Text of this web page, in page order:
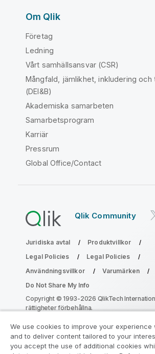
Om Qlik
Företag
Ledning
Vårt samhällsansvar (CSR)
Mångfald, jämlikhet, inkludering och
(DEI&B)
Akademiska samarbeten
Samarbetsprogram
Karriär
Pressrum
Global Office/Contact
Qlik Community
Juridiska avtal
Produktvillkor
Legal Policies
Legal Policies
Användningsvillkor
Varumärken
Do Not Share My Info
Copyright © 1993-2026 QlikTech
rättigheter förbehållna.
Gå med i programmet
We use cookies to improve your experience
and to deliver content tailored to your
you accept the use of additional cookies